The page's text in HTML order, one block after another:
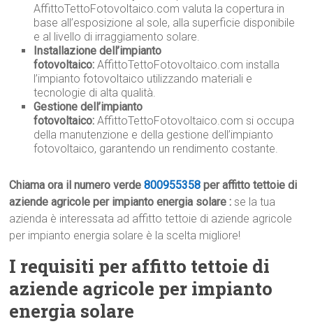
AffittoTettoFotovoltaico.com valuta la copertura in
base all’esposizione al sole, alla superficie disponibile
e al livello di irraggiamento solare.
Installazione dell’impianto
fotovoltaico: AffittoTettoFotovoltaico.com installa
l’impianto fotovoltaico utilizzando materiali e
tecnologie di alta qualità.
Gestione dell’impianto
fotovoltaico: AffittoTettoFotovoltaico.com si occupa
della manutenzione e della gestione dell’impianto
fotovoltaico, garantendo un rendimento costante.
Chiama ora il numero verde800955358 per affitto tettoie di
aziende agricole per impianto energia solare : se la tua
azienda è interessata ad affitto tettoie di aziende agricole
per impianto energia solare è la scelta migliore!
I requisiti per affitto tettoie di
aziende agricole per impianto
energia solare